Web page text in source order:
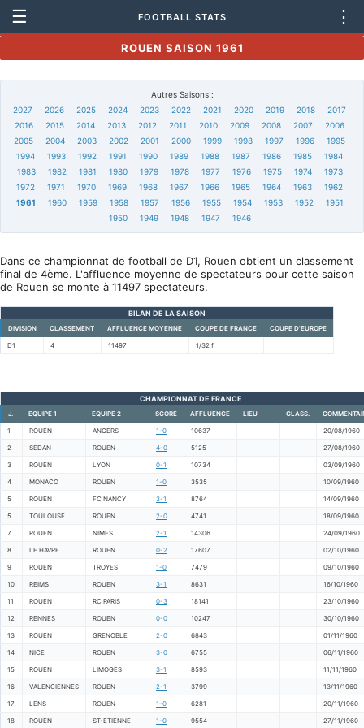
☰ FOOTBALL STATS ⋮
ROUEN SAISON 1961
Autres Saisons :
2027
2026 2025 2024 2023 2022 2021 2020 2019 2018
2017
2016
2015 2014 2013 2012 2011 2010 2009 2008 2007
2006
2005
2004 2003 2002 2001 2000 1999 1998 1997 1996
1995
1994
1993 1992 1991 1990 1989 1988 1987 1986 1985
1984
1983
1982 1981 1980 1979 1978 1977 1976 1975 1974
1973
1972
1971 1970 1969 1968 1967 1966 1965 1964 1963
1962
1961
1960 1959 1958 1957 1956 1955 1954 1953 1952
1951
1950
1949 1948 1947 1946
Dans ce championnat de football de D1, Rouen obtient un classement
final de 4ème. L'affluence moyenne de spectateurs pour cette saison
de Rouen se monte à 11497 spectateurs.
BILAN DE LA SAISON
DIVISION CLASSEMENT AFFLUENCE MOYENNE COUPE DE FRANCE COUPE D'EUROPE
D1 4 11497 1/32 f
CHAMPIONNAT DE FRANCE
J. EQUIPE 1 EQUIPE 2 SCORE AFFLUENCE LIEU CLASS.
1 ROUEN ANGERS 1-0 10637 20/08/1960
2 SEDAN ROUEN 4-0 5125 27/08/1960
3 ROUEN LYON 0-1 10734 03/09/1960
4 MONACO ROUEN 1-0 3535 10/09/1960
5 ROUEN FC NANCY 3-1 8764 14/09/1960
5 TOULOUSE ROUEN 2-0 4741 18/09/1960
7 ROUEN NIMES 2-1 14306 24/09/1960
8 LE HAVRE ROUEN 0-2 17607 02/10/1960
9 ROUEN TROYES 1-0 7479 09/10/1960
10 REIMS ROUEN 3-1 8631 16/10/1960
11 ROUEN RC PARIS 0-3 18141 23/10/1960
12 RENNES ROUEN 0-0 10247 30/10/1960
13 ROUEN GRENOBLE 2-0 6843 01/11/1960
14 NICE ROUEN 3-0 6755 06/11/1960
15 ROUEN LIMOGES 3-1 8593 11/11/1960
16 VALENCIENNES ROUEN 2-1 3799 13/11/1960
17 LENS ROUEN 1-0 6281 20/11/1960
18 ROUEN ST-ETIENNE 1-0 9554 27/11/1960